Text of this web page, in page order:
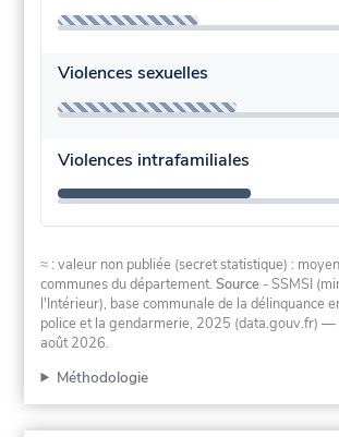
Violences sexuelles
Violences intrafamiliales
≈ : valeur non publiée (secret statistique) :
communes du département.Source - SSMSI
l'Intérieur), base communale de la délinquance
police et la gendarmerie, 2025 (data.gouv.fr) —
août 2026.
Méthodologie